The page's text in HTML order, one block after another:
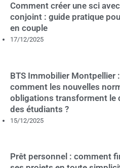
Comment créer une sci
conjoint : guide pratique
en couple
17/12/2025
BTS Immobilier Montpellier :
comment les nouvelles
obligations transforment le
des étudiants ?
15/12/2025
Prêt personnel : comment